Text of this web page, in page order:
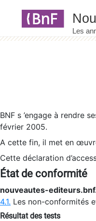
BNF s ’engage à rendre
février 2005.
A cette fin, il met en
Cette déclaration
État de conformité
nouveautes-
4.1. Les non-conformités
Résultat des tests